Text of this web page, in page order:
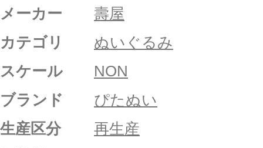
メーカー
壽屋
カテゴリ
ぬいぐるみ
スケール
NON
ブランド
ぴたぬい
生産区分
再生産